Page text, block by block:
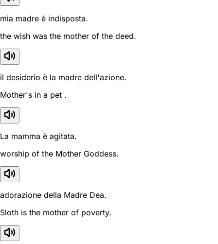
mia madre è indisposta.
the wish was the mother of the deed.
il desiderio è la madre dell'azione.
Mother's in a pet .
La mamma è agitata.
worship of the Mother Goddess.
adorazione della Madre Dea.
Sloth is the mother of poverty.